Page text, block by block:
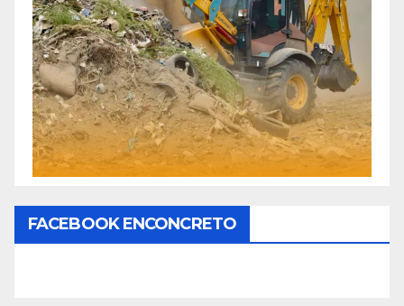
FACEBOOK ENCONCRETO